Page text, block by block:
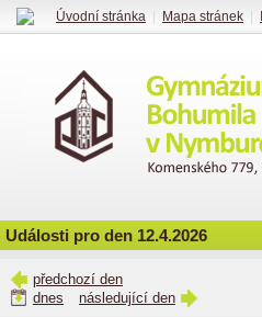
Události pro den 12.4.2026
předchozí den
dnes
následující den
Úvodní stránka Mapa stránek